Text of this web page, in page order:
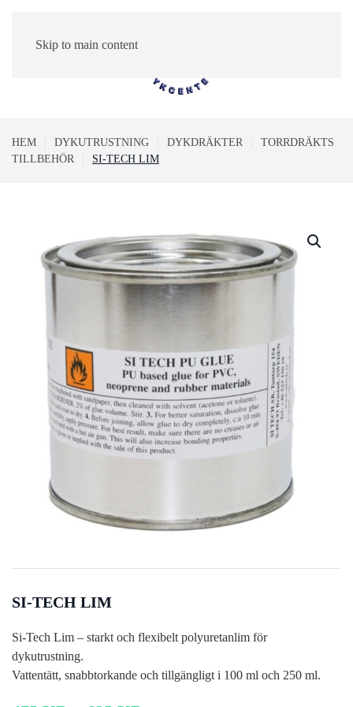
Skip to main content
HEM DYKUTRUSTNING DYKDRÄKTER
TORRDRÄKTS
TILLBEHÖR
SI-TECH LIM
SI-TECH LIM
Si-Tech Lim – starkt och flexibelt polyuretanlim för
dykutrustning.
Vattentätt, snabbtorkande och tillgängligt i 100 ml och 250 ml.